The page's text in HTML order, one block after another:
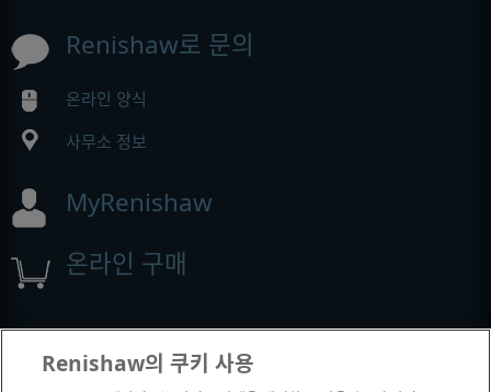
Renishaw로 문의
온라인 양식
사무소 정보
MyRenishaw
온라인 구매
전시회 및 컨퍼런스
Renishaw의 쿠키 사용